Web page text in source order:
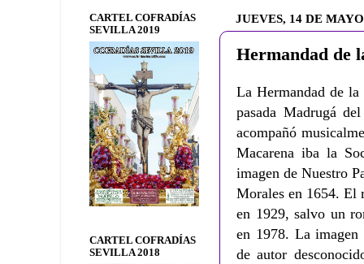
JUEVES, 14 DE
Hermandad de
La Hermandad de la
pasada Madrugá
acompañó
Macarena iba la
imagen de Nuestro
Morales en 1654. El
en 1929, salvo un
en 1978. La imagen
de autor
CARTEL COFRADÍAS
SEVILLA 2019
CARTEL COFRADÍAS
SEVILLA 2018